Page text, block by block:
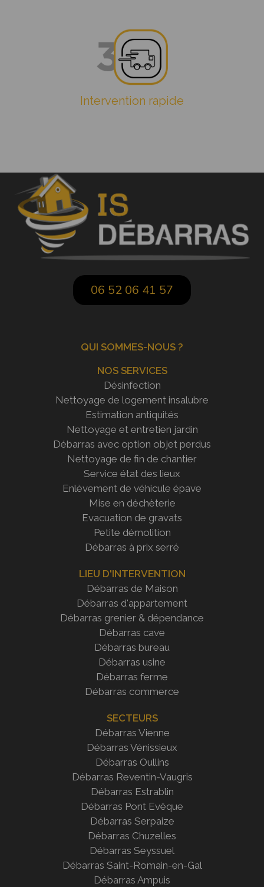
Intervention rapide
06 52 06 41 57
QUI SOMMES-NOUS ?
NOS SERVICES
Désinfection
Nettoyage de logement insalubre
Estimation antiquités
Nettoyage et entretien jardin
Débarras avec option objet perdus
Nettoyage de fin de chantier
Service état des lieux
Enlèvement de véhicule épave
Mise en déchèterie
Evacuation de gravats
Petite démolition
Débarras à prix serré
LIEU D'INTERVENTION
Débarras de Maison
Débarras d'appartement
Débarras grenier & dépendance
Débarras cave
Débarras bureau
Débarras usine
Débarras ferme
Débarras commerce
SECTEURS
Débarras Vienne
Débarras Vénissieux
Débarras Oullins
Débarras Reventin-Vaugris
Débarras Estrablin
Débarras Pont Evêque
Débarras Serpaize
Débarras Chuzelles
Débarras Seyssuel
Débarras Saint-Romain-en-Gal
Débarras Ampuis